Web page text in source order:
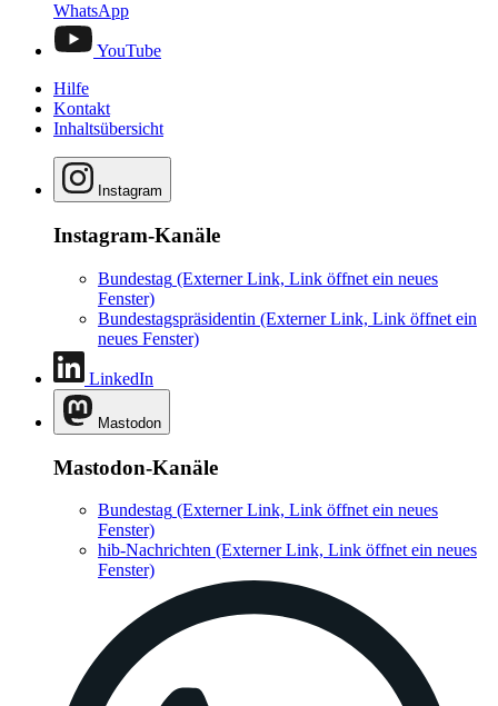
WhatsApp
YouTube
Hilfe
Kontakt
Inhaltsübersicht
Instagram
Instagram-Kanäle
Bundestag (Externer Link, Link öffnet ein neues
Fenster)
Bundestagspräsidentin (Externer Link, Link öffnet ein
neues Fenster)
LinkedIn
Mastodon
Mastodon-Kanäle
Bundestag (Externer Link, Link öffnet ein neues
Fenster)
hib-Nachrichten (Externer Link, Link öffnet ein neues
Fenster)